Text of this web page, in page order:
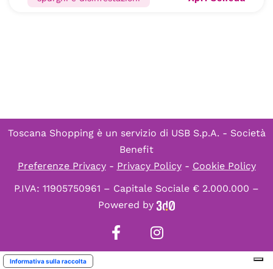
Toscana Shopping è un servizio di USB S.p.A. - Società
Benefit
Preferenze Privacy- Privacy Policy- Cookie Policy
P.IVA: 11905750961 – Capitale Sociale € 2.000.000 –
Powered by
Informativa sulla raccolta